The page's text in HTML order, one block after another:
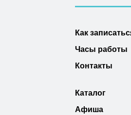
Как
Часы работы
Контакты
Каталог
Афиша